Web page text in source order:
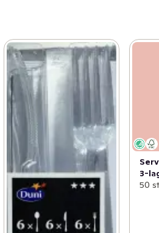
3-
50